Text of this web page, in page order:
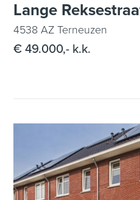
Lange
4538 AZ Terneuzen
€ 49.000,- k.k.